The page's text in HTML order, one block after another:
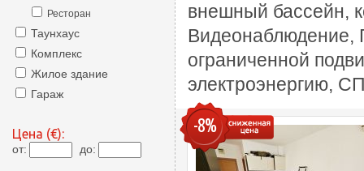
Ресторан
Таунхаус
Комплекс
Жилое здание
Гараж
Цена (€):
от: до:
внешный бассейн,
Видеонаблюдение,
ограниченной
электроэнергию,
-8%